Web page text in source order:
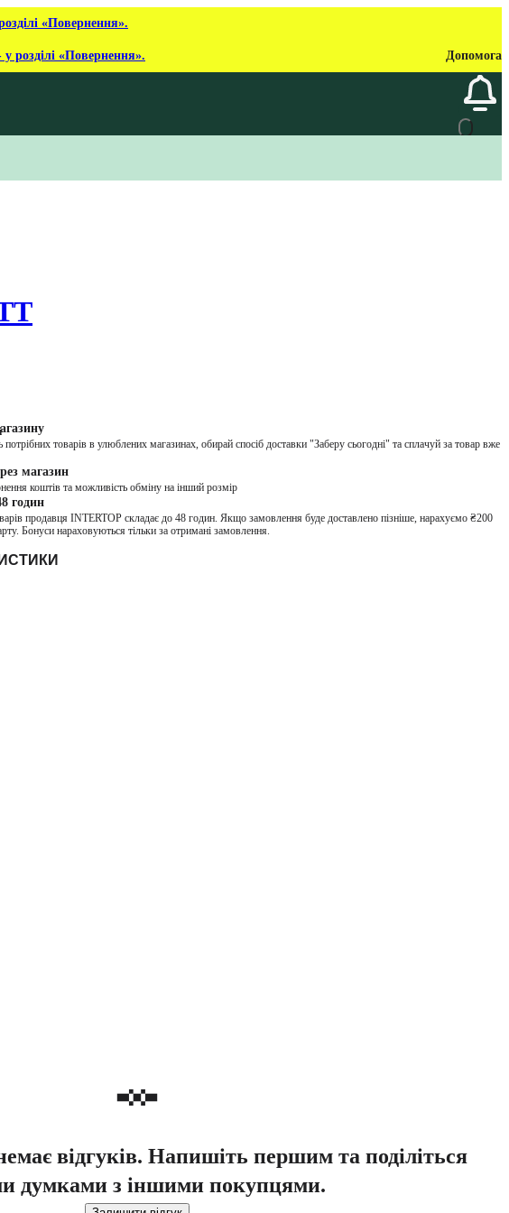
«Повернення».
розділі «Повернення». Допомога
потрібних товарів в улюблених магазинах, обирай спосіб доставки "Заберу сьогодні" та сплачуй за товар вже
магазин
коштів та можливість обміну на інший розмір
годин
продавця INTERTOP складає до 48 годин. Якщо замовлення буде доставлено пізніше, нарахуємо ₴200
Бонуси нараховуються тільки за отримані замовлення.
відгуків. Напишіть першим та поділіться
думками з іншими покупцями.